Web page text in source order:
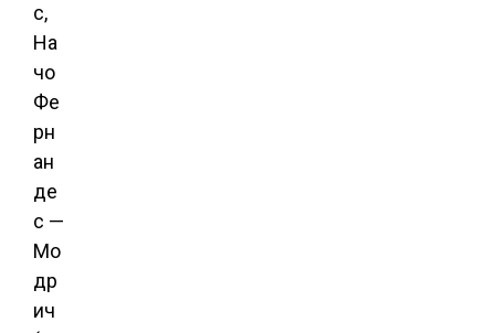
с,
На
чо
Фе
рн
ан
де
с —
Мо
др
ич